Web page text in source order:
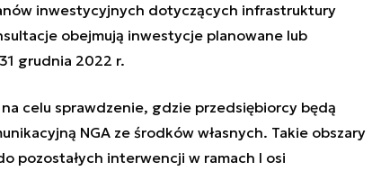
inwestycyjnych dotyczących infrastruktury
obejmują inwestycje planowane lub
grudnia 2022 r.
celu sprawdzenie, gdzie przedsiębiorcy będą
NGA ze środków własnych. Takie obszary
pozostałych interwencji w ramach I osi